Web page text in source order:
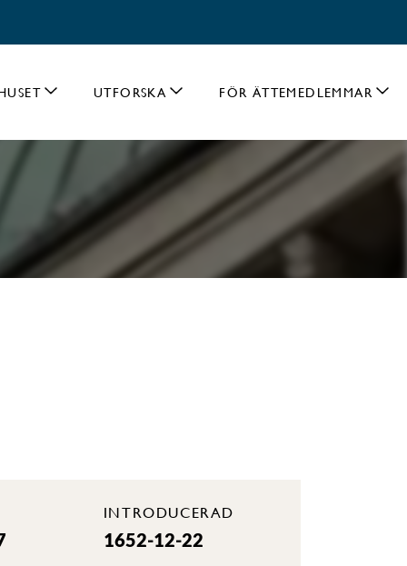
UTFORSKA FÖR ÄTTEMEDLEMMAR
INTRODUCERAD
1652-12-22